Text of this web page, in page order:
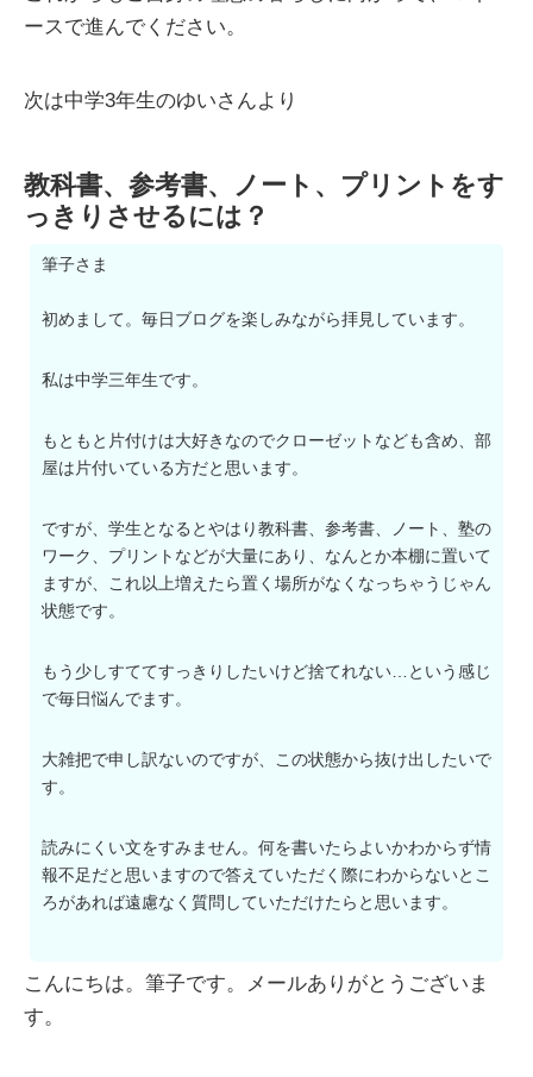
ースで進んでください。
次は中学3年生のゆいさんより
教科書、参考書、ノート、プリントをす
っきりさせるには？
筆子さま
初めまして。毎日ブログを楽しみながら拝見しています。
私は中学三年生です。
もともと片付けは大好きなのでクローゼットなども含め、部
屋は片付いている方だと思います。
ですが、学生となるとやはり教科書、参考書、ノート、塾の
ワーク、プリントなどが大量にあり、なんとか本棚に置いて
ますが、これ以上増えたら置く場所がなくなっちゃうじゃん
状態です。
もう少しすててすっきりしたいけど捨てれない…という感じ
で毎日悩んでます。
大雑把で申し訳ないのですが、この状態から抜け出したいで
す。
読みにくい文をすみません。何を書いたらよいかわからず情
報不足だと思いますので答えていただく際にわからないとこ
ろがあれば遠慮なく質問していただけたらと思います。
こんにちは。筆子です。メールありがとうございま
す。